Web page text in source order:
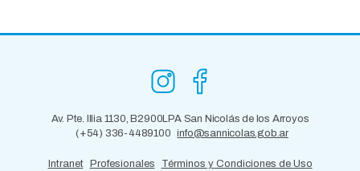
Av. Pte. Illia 1130, B2900LPA San Nicolás de los Arroyos
(+54) 336-4489100
info@sannicolas.gob.ar
Intranet Profesionales
Términos y Condiciones de Uso